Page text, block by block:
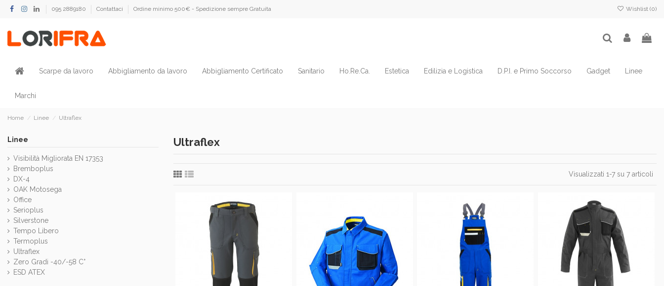
095 2889180 Contattaci Ordine minimo 500€ - Spedizione sempre Gratuita Wishlist (0)
Scarpe da lavoro Abbigliamento da lavoro Abbigliamento Certificato Sanitario Ho.Re.Ca. Estetica Edilizia e Logistica D.P.I. e Primo Soccorso Gadget Linee
Marchi
Home Linee Ultraflex
Ultraflex
Visualizzati 1-7 su 7 articoli
Linee
Visibilità Migliorata EN 17353
Bremboplus
DX-4
OAK Motosega
Office
Serioplus
Silverstone
Tempo Libero
Termoplus
Ultraflex
Zero Gradi -40/-58 C°
ESD ATEX